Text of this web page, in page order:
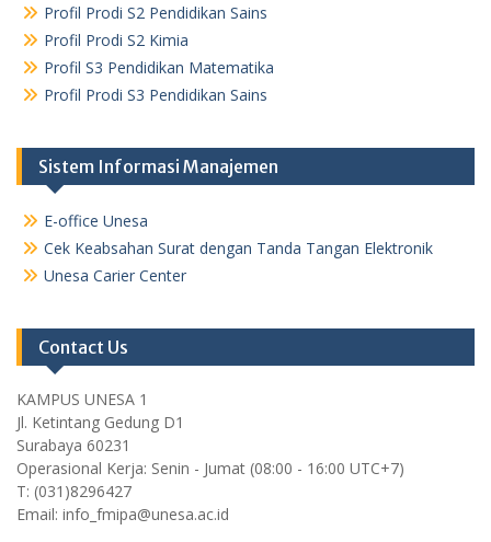
Profil Prodi S2 Pendidikan Sains
Profil Prodi S2 Kimia
Profil S3 Pendidikan Matematika
Profil Prodi S3 Pendidikan Sains
Sistem Informasi Manajemen
E-office Unesa
Cek Keabsahan Surat dengan Tanda Tangan Elektronik
Unesa Carier Center
Contact Us
KAMPUS UNESA 1
Jl. Ketintang Gedung D1
Surabaya 60231
Operasional Kerja: Senin - Jumat (08:00 - 16:00 UTC+7)
T: (031)8296427
Email: info_fmipa@unesa.ac.id